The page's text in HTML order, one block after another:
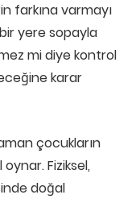
farkına varmayı
yere sopayla
mi diye kontrol
karar
çocukların
Fiziksel,
doğal